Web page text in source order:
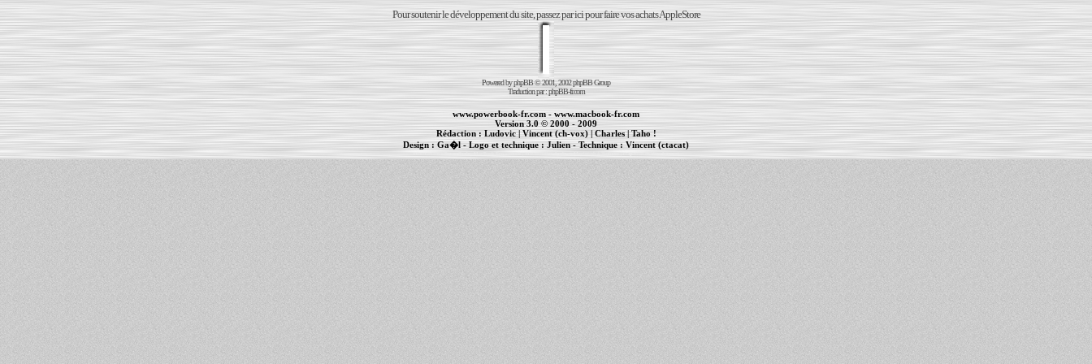
Pour soutenir le développement du site, passez par ici pour faire vos achats AppleStore
Powered byphpBB© 2001, 2002 phpBB Group
Traduction par :phpBB-fr.com
www.powerbook-fr.com - www.macbook-fr.com
Version 3.0 © 2000 - 2009
Rédaction : Ludovic|Vincent (ch-vox)| Charles|Taho !
Design :Ga�l - Logo et technique : Julien - Technique :Vincent (ctacat)
| | cr�ation de sites Internet